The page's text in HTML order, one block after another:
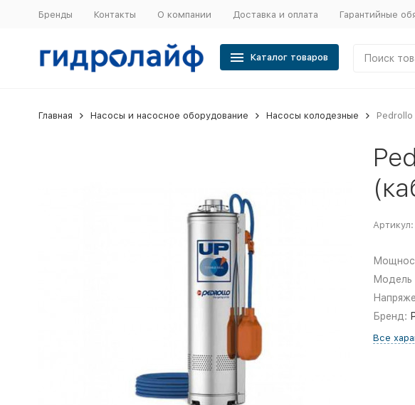
Бренды Контакты О компании Доставка и оплата Гарантийные
Каталог товаров
Главная Насосы и насосное оборудование Насосы колодезные
Артикул:
Модель
Бренд:
Все